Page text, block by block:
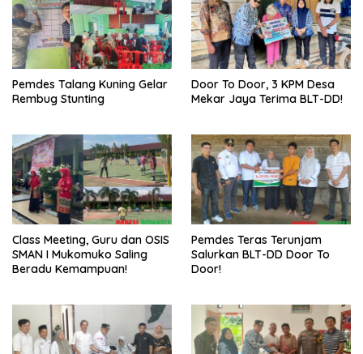
Pemdes Talang Kuning Gelar
Rembug Stunting
Door To Door, 3 KPM Desa
Mekar Jaya Terima BLT-DD!
Class Meeting, Guru dan OSIS
SMAN I Mukomuko Saling
Beradu Kemampuan!
Pemdes Teras Terunjam
Salurkan BLT-DD Door To
Door!